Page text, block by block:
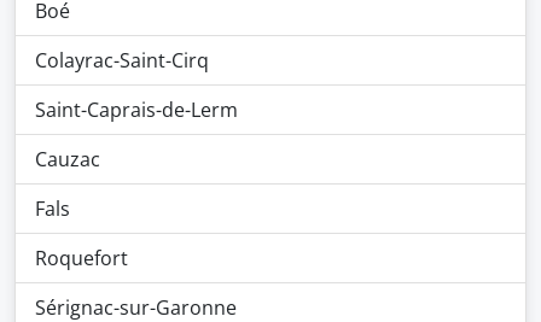
Boé
Colayrac-Saint-Cirq
Saint-Caprais-de-Lerm
Cauzac
Fals
Roquefort
Sérignac-sur-Garonne